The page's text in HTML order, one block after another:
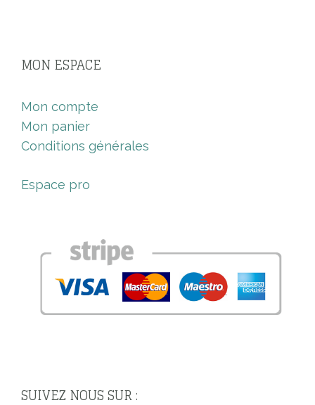
MON ESPACE
Mon compte
Mon panier
Conditions générales
Espace pro
SUIVEZ NOUS SUR :